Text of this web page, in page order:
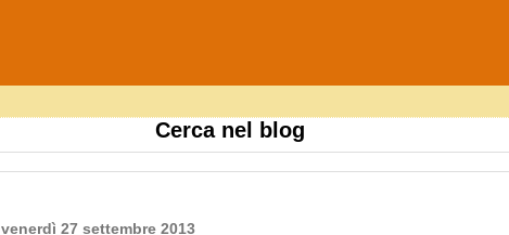
Cerca nel blog
venerdì 27 settembre 2013